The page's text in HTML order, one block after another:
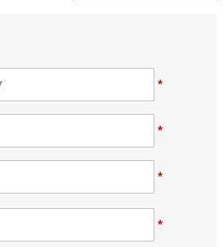
*
*
*
*